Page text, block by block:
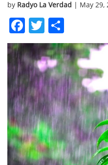
by Radyo La Verdad | May 29,
Facebook
Twitter